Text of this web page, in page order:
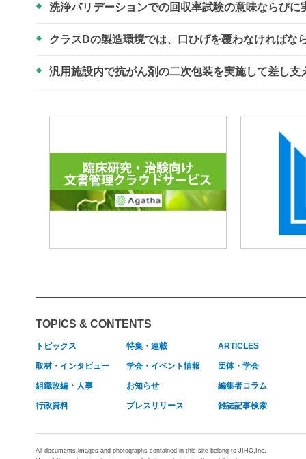
洗浄バリデーションでの回収率試験の意味ならび
クラスDの製造環境では、口ひげを覆わなければな
汎用施設内で抗がん剤の二次包装を実施して差し
TOPICS & CONTENTS
トピックス 特集・連載 ARTICLES
取材・インタビュー 学会・イベント情報 団体・学会
組織改編・人事 お知らせ 編集者コラム
行政資料 プレスリリース 雑誌記事検索
All documents,images and photographs contained in this site belong to JIHO,Inc.